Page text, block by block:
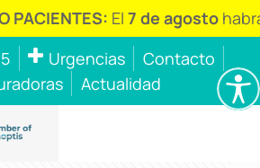
PACIENTES:El7 de agostohabrá
Urgencias
Contacto
Actualidad